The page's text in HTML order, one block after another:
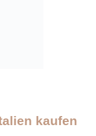
kaufen